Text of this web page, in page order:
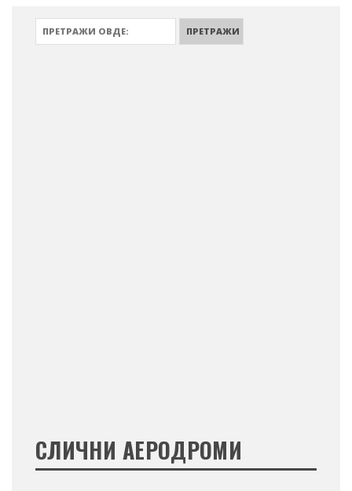
СЛИЧНИ АЕРОДРОМИ